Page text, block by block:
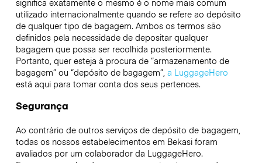
significa exatamente o mesmo é o nome mais comum
utilizado internacionalmente quando se refere ao depósito
de qualquer tipo de bagagem. Ambos os termos são
definidos pela necessidade de depositar qualquer
bagagem que possa ser recolhida posteriormente.
Portanto, quer esteja à procura de “armazenamento de
bagagem” ou “depósito de bagagem”,a LuggageHero
está aqui para tomar conta dos seus pertences.
Segurança
Ao contrário de outros serviços de depósito de bagagem,
todas os nossos estabelecimentos em Bekasiforam
avaliados por um colaborador da LuggageHero.